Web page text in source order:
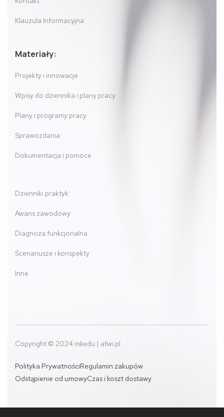
Klauzula Informacyjna
Materiały:
Projekty i innowacje
Wpisy do dziennika i plany pracy
Plany i programy pracy
Sprawozdania
Dokumentacja i pomoce
Dzienniki praktyk
Awans zawodowy
Diagnoza funkcjonalna
Scenariusze i konspekty
Inne
Copyright © 2024 mkedu | atwi.pl
Polityka PrywatnościRegulamin zakupów
Odstąpienie od umowyCzas i koszt dostawy